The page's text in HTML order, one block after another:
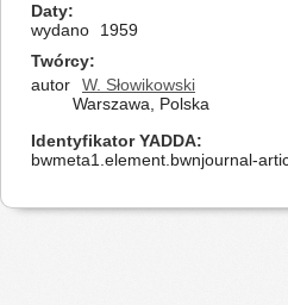
Daty
wydano
1959
Twórcy
autor
W. Słowikowski
Warszawa, Polska
Identyfikator YADDA
bwmeta1.element.bwnjournal-